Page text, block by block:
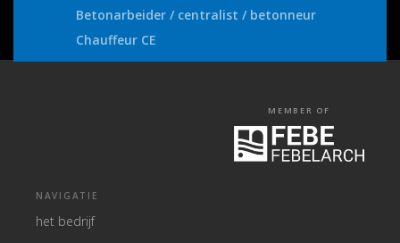
Betonarbeider / centralist / betonneur
Chauffeur CE
MEMBER OF
NAVIGATIE
het bedrijf